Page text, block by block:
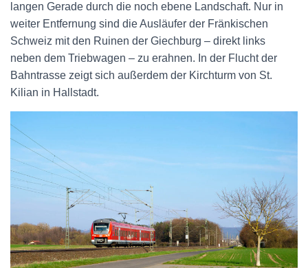
langen Gerade durch die noch ebene Landschaft. Nur in
weiter Entfernung sind die Ausläufer der Fränkischen
Schweiz mit den Ruinen der Giechburg – direkt links
neben dem Triebwagen – zu erahnen. In der Flucht der
Bahntrasse zeigt sich außerdem der Kirchturm von St.
Kilian in Hallstadt.